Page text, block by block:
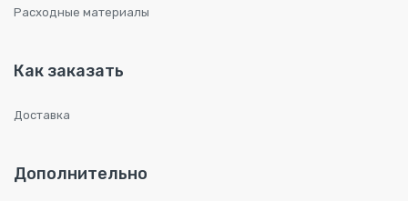
Расходные материалы
Как заказать
Доставка
Дополнительно